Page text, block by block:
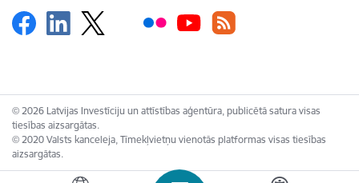
© 2026 Latvijas Investīciju un attīstības aģentūra, publicētā satura visas
tiesības aizsargātas.
© 2020 Valsts kanceleja, Tīmekļvietņu vienotās platformas visas tiesības
aizsargātas.